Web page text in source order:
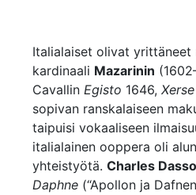
Italialaiset olivat yrittäneet
kardinaali Mazarinin
Cavallin Egisto 1646, Xerse
sopivan ranskalaiseen
taipuisi vokaaliseen
italialainen ooppera oli
yhteistyötä. Charles
Daphne (“Apollon ja